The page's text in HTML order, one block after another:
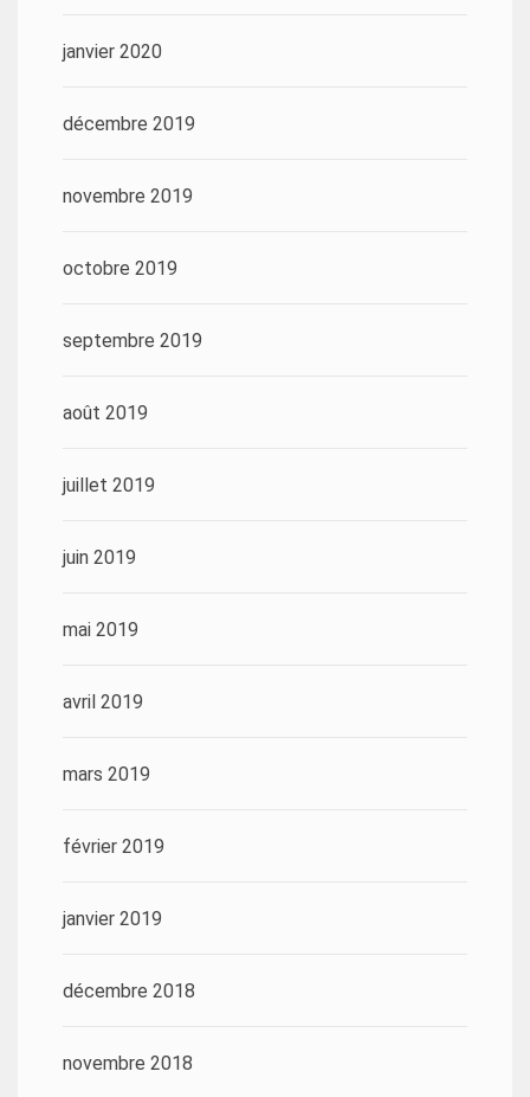
janvier 2020
décembre 2019
novembre 2019
octobre 2019
septembre 2019
août 2019
juillet 2019
juin 2019
mai 2019
avril 2019
mars 2019
février 2019
janvier 2019
décembre 2018
novembre 2018